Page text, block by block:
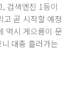
검색엔진 1등이
고 곧 시작할 예정
역시 게으름이 문
대충 흘러가는